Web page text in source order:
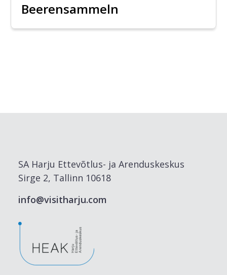
Beerensammeln
SA Harju Ettevõtlus- ja Arenduskeskus
Sirge 2, Tallinn 10618
info@visitharju.com